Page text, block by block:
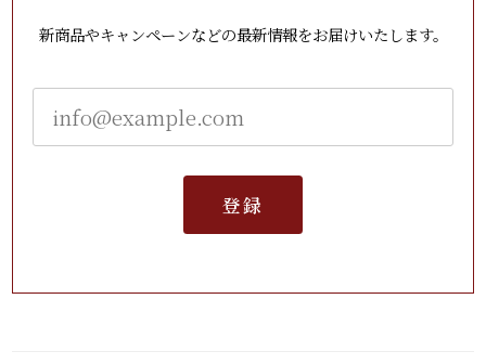
新商品やキャンペーンなどの最新情報をお届けいたします。
登録